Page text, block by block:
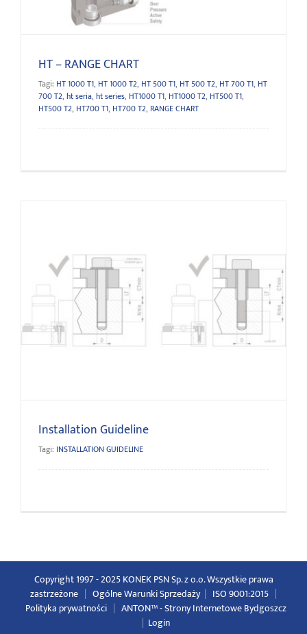
HT – RANGE CHART
Tagi: HT 1000 T1, HT 1000 T2, HT 500 T1, HT 500 T2, HT 700 T1, HT
700 T2, ht seria, ht series, HT1000 T1, HT1000 T2, HT500 T1,
HT500 T2, HT700 T1, HT700 T2, RANGE CHART
Installation Guideline
Installation Guideline
Tagi: INSTALLATION GUIDELINE
Copyright 1997 - 2025 KONEK PSN Sp. z o.o. Wszystkie prawa
zastrzeżone | Ogólne Warunki Sprzedaży | ISO 9001:2015 |
Polityka prywatności | ANTON™ -Strony Internetowe Bydgoszcz
| Login